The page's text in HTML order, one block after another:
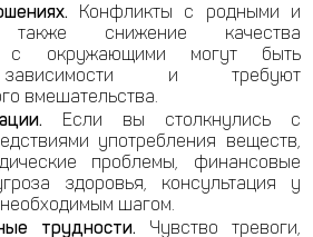
Конфликты с родными и
снижение качества
с окружающими могут быть
зависимости и требуют
вмешательства.
Если вы столкнулись с
употребления веществ,
проблемы, финансовые
здоровья, консультация у
шагом.
трудности. Чувство тревоги,